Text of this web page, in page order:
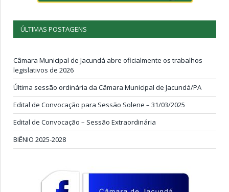
ÚLTIMAS POSTAGENS
Câmara Municipal de Jacundá abre oficialmente os trabalhos
legislativos de 2026
Última sessão ordinária da Câmara Municipal de Jacundá/PA
Edital de Convocação para Sessão Solene – 31/03/2025
Edital de Convocação – Sessão Extraordinária
BIÊNIO 2025-2028